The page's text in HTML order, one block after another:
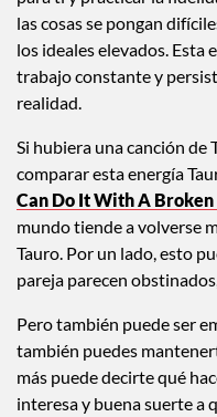
para ti y practicar la
las cosas se pongan
los ideales elevados.
trabajo constante y
Si hubiera una canción de
comparar esta energía
Can Do It With A
mundo tiende a volverse
Tauro. Por un lado, esto
Pero también puede ser
también puedes
más puede decirte qué